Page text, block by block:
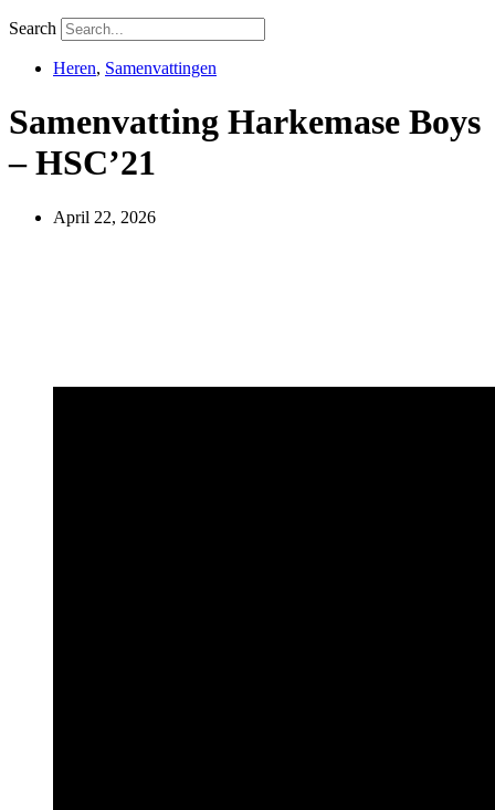
Search
Heren, Samenvattingen
Samenvatting Harkemase Boys
– HSC’21
April 22, 2026